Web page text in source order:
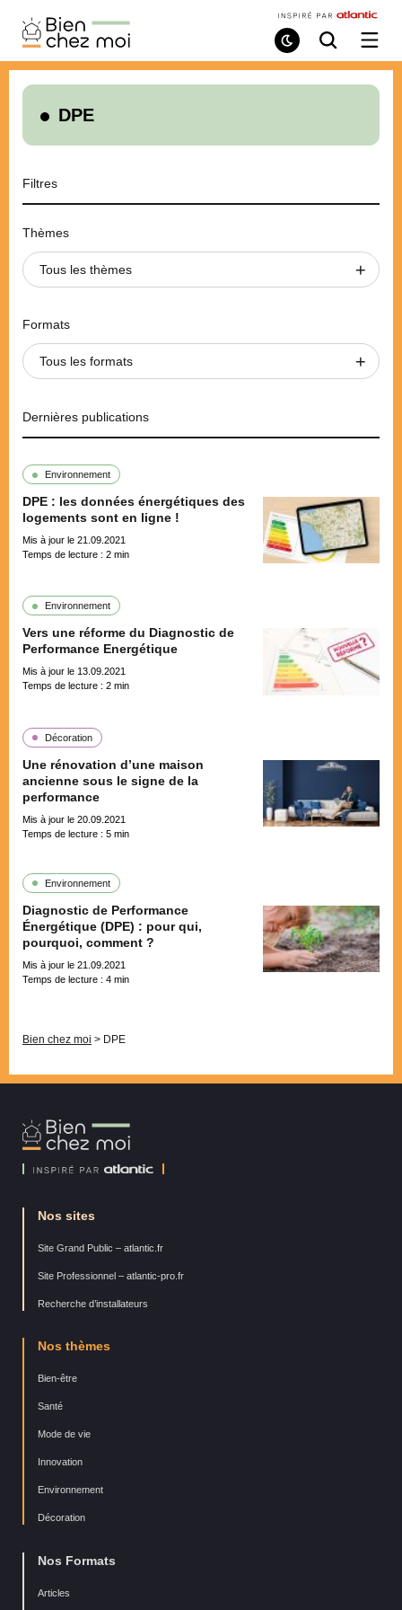
Bien
Chez
Moi
Mode
de
Recherche
/
le
DPE
Filtres
Thèmes
Tous les thèmes
Formats
Tous les formats
Dernières publications
Environnement
DPE : les données énergétiques des
logements sont en ligne !
Mis à jour le 21.09.2021
Temps de lecture : 2 min
Environnement
Vers une réforme du Diagnostic de
Performance Energétique
Mis à jour le 13.09.2021
Temps de lecture : 2 min
Décoration
Une rénovation d’une maison
ancienne sous le signe de la
performance
Mis à jour le 20.09.2021
Temps de lecture : 5 min
Environnement
Diagnostic de Performance
Énergétique (DPE) : pour qui,
pourquoi, comment ?
Mis à jour le 21.09.2021
Temps de lecture : 4 min
Bien chez moi > DPE
Bien
Chez
Nos sites
Site Grand Public – atlantic.fr
Site Professionnel – atlantic-pro.fr
Recherche d’installateurs
Nos thèmes
Bien-être
Santé
Mode de vie
Innovation
Environnement
Décoration
Nos Formats
Articles